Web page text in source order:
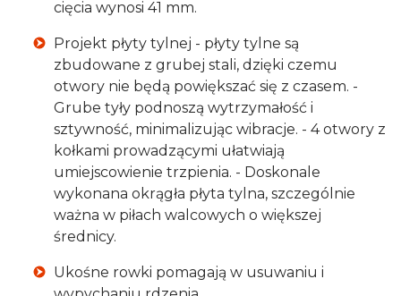
cięcia wynosi 41 mm.
Projekt płyty tylnej - płyty tylne są
zbudowane z grubej stali, dzięki czemu
otwory nie będą powiększać się z czasem. -
Grube tyły podnoszą wytrzymałość i
sztywność, minimalizując wibracje. - 4 otwory z
kołkami prowadzącymi ułatwiają
umiejscowienie trzpienia. - Doskonale
wykonana okrągła płyta tylna, szczególnie
ważna w piłach walcowych o większej
średnicy.
Ukośne rowki pomagają w usuwaniu i